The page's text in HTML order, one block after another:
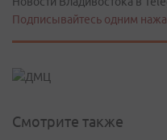
Подписывайтесь одним
Смотрите также